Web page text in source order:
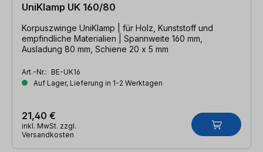
UniKlamp UK 160/80
Korpuszwinge UniKlamp | für Holz, Kunststoff und
empfindliche Materialien | Spannweite 160 mm,
Ausladung 80 mm, Schiene 20 x 5 mm
Art.-Nr.: BE-UK16
Auf Lager, Lieferung in 1-2 Werktagen
21,40 €
inkl. MwSt. zzgl.
Versandkosten